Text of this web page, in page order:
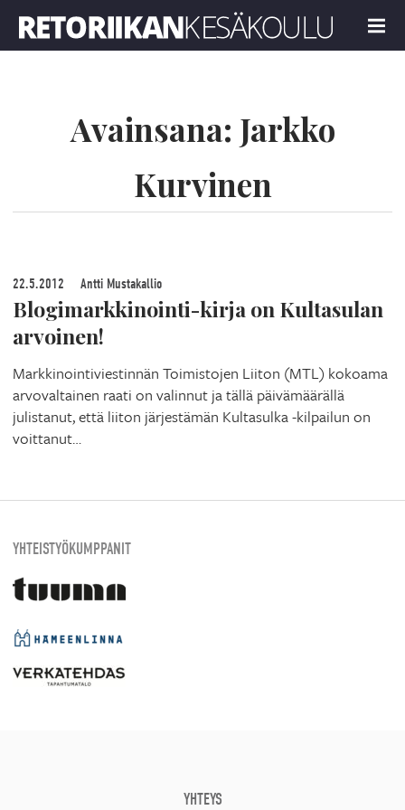
MENU
Avainsana: Jarkko
Kurvinen
22.5.2012 Antti Mustakallio
Blogimarkkinointi-kirja on Kultasulan
arvoinen!
Markkinointiviestinnän Toimistojen Liiton (MTL) kokoama
arvovaltainen raati on valinnut ja tällä päivämäärällä
julistanut, että liiton järjestämän Kultasulka -kilpailun on
voittanut…
YHTEISTYÖKUMPPANIT
YHTEYS